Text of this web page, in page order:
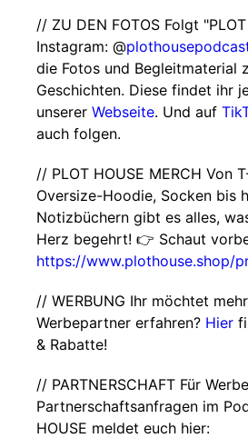
// ZU DEN FOTOS Folgt
Instagram: @
die Fotos und Begleitmaterial
Geschichten. Diese findet ihr
unserer Webseite. Und auf
auch folgen.
// PLOT HOUSE MERCH Von
Oversize-Hoodie, Socken bis
Notizbüchern gibt es alles,
Herz begehrt! 👉 Schaut
https://www.plothouse.shop/
// WERBUNG Ihr möchtet
Werbepartner erfahren? Hier
& Rabatte!
// PARTNERSCHAFT Für
Partnerschaftsanfragen im
HOUSE meldet euch hier: